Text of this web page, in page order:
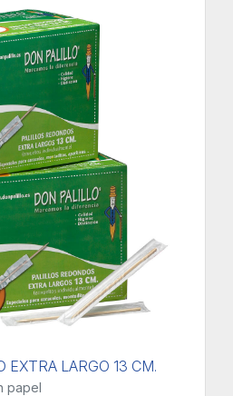
EXTRA LARGO 13 CM.
papel